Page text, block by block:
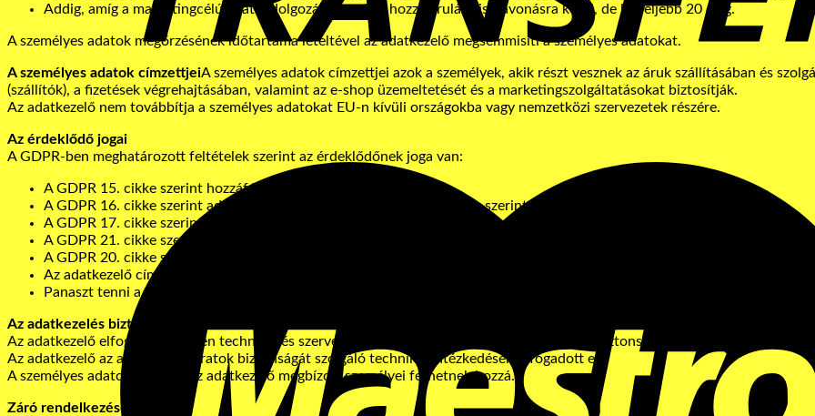
Addig, amíg a marketingcélú adatfeldolgozáshoz adott hozzájárulás visszavonásra kerül, de legfeljebb 20 évig.
A személyes adatok megőrzésének időtartama leteltével az adatkezelő megsemmisíti a személyes adatokat.
A személyes adatok címzettjeiA személyes adatok címzettjei azok a személyek, akik részt vesznek az áruk szállításában és
(szállítók), a fizetések végrehajtásában, valamint az e-shop üzemeltetését és a marketingszolgáltatásokat biztosítják.
Az adatkezelő nem továbbítja a személyes adatokat EU-n kívüli országokba vagy nemzetközi szervezetek részére.
Az érdeklődő jogai
A GDPR-ben meghatározott feltételek szerint az érdeklődőnek joga van:
A GDPR 15. cikke szerint hozzáférni személyes adataihoz.
A GDPR 16. cikke szerint adatai helyesbítéséhez és a GDPR 18. cikke szerint az adatkezelés korlátozásához.
A GDPR 17. cikke szerint személyes adatai törléséhez.
A GDPR 21. cikke szerint tiltakozni személyes adatai kezelése ellen.
A GDPR 20. cikke szerint személyes adatai hordozhatóságához.
Az adatkezelő címére írásban vagy elektronikusan eljuttatva visszavonni hozzájárulását.
Panaszt tenni a Cseh Köztársaság Adatvédelmi Hivatalánál abban az esetben, ha sérült személyes adatainak védelméhez
Az adatkezelés biztonsága
Az adatkezelő elfogadott minden technikai és szervezési intézkedést, amelyek az adatkezelés biztonságát szolgálják.
Az adatkezelő az adatok és okiratok biztonságát szolgáló technikai intézkedéseket fogadott el.
A személyes adatokhoz csak az adatkezelő megbízott személyei férhetnek hozzá.
Záró rendelkezések